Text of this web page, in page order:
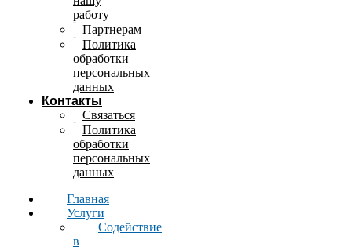
работу
Партнерам
Политика
обработки
персональных
данных
Контакты
Связаться
Политика
обработки
персональных
данных
Главная
Услуги
Содействие
в